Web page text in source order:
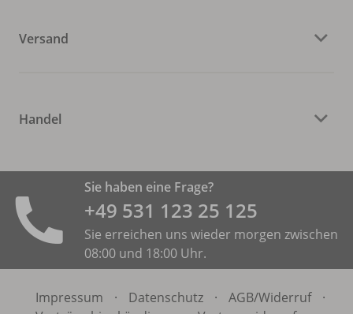
Versand
Handel
Sie haben eine Frage?
+49 531 ­123 25 125
Sie erreichen uns wieder morgen zwischen
08:00 und 18:00 Uhr.
Impressum · Datenschutz · AGB/Widerruf
·